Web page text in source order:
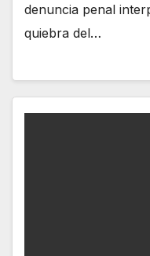
denuncia penal
quiebra del…